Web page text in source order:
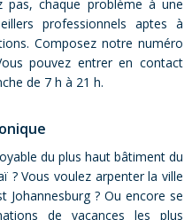
chaque problème à une
professionnels aptes à
Composez notre numéro
pouvez entrer en contact
de 7 h à 21 h.
du plus haut bâtiment du
? Vous voulez arpenter la ville
Johannesburg ? Ou encore se
de vacances les plus